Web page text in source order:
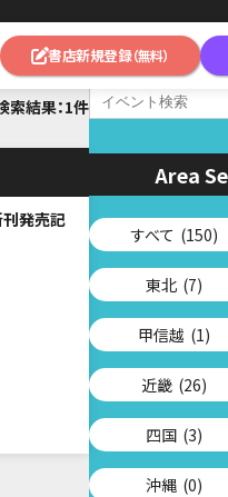
書店新規登録（無料）
索結果：1件
刊発売記
Area
すべて (150)
東北 (7)
甲信越 (1)
近畿 (26)
四国 (3)
沖縄 (0)